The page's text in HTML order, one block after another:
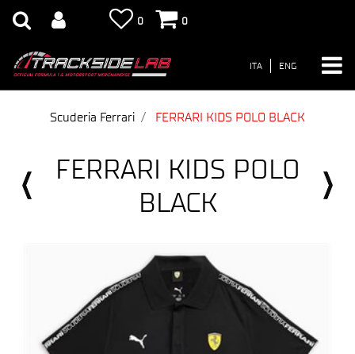
0 0
ITA ENG
Scuderia Ferrari FERRARI KIDS POLO BLACK
FERRARI KIDS POLO
BLACK